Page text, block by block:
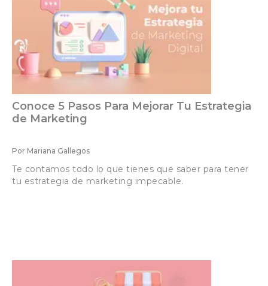
Conoce 5 Pasos Para Mejorar Tu Estrategia
de Marketing
Por Mariana Gallegos
Te contamos todo lo que tienes que saber para tener
tu estrategia de marketing impecable.